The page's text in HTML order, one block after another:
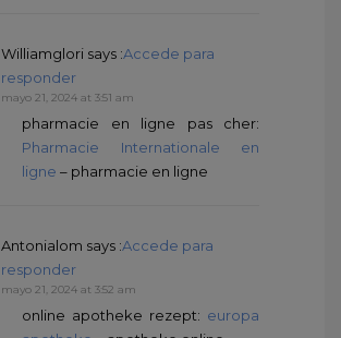
Williamglori says :Accede para
responder
mayo 21, 2024 at 3:51 am
pharmacie en ligne pas cher:
Pharmacie Internationale en
ligne – pharmacie en ligne
Antonialom says :Accede para
responder
mayo 21, 2024 at 3:52 am
online apotheke rezept: europa